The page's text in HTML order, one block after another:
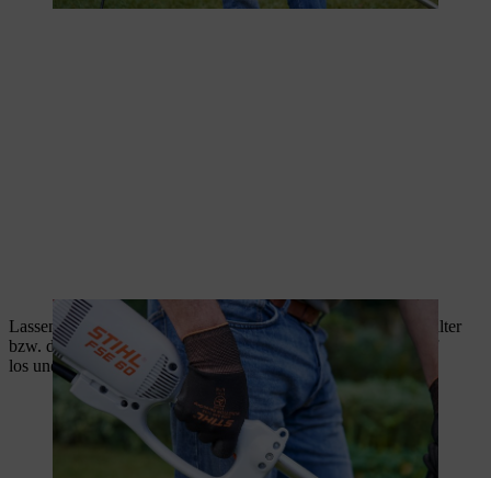
Lassen Sie zum Ausschalten der Elektro-Motorsense den Schalter
bzw. die Einschaltsperre und den Schalter am Bedienungsgriff
los und ziehen Sie den Netzstecker aus der Steckdose.